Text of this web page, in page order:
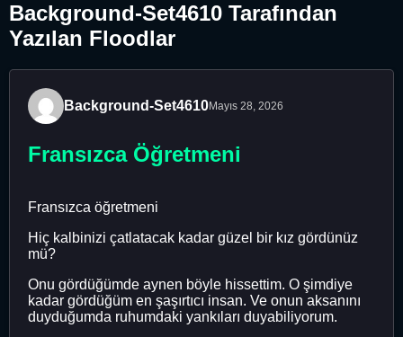
Background-Set4610 Tarafından
Yazılan Floodlar
Background-Set4610Mayıs 28, 2026
Fransızca Öğretmeni
Fransızca öğretmeni
Hiç kalbinizi çatlatacak kadar güzel bir kız gördünüz
mü?
Onu gördüğümde aynen böyle hissettim. O şimdiye
kadar gördüğüm en şaşırtıcı insan. Ve onun aksanını
duyduğumda ruhumdaki yankıları duyabiliyorum.